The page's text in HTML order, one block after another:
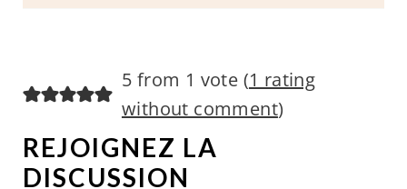
5 from 1 vote (1 rating
without comment)
REJOIGNEZ LA
DISCUSSION